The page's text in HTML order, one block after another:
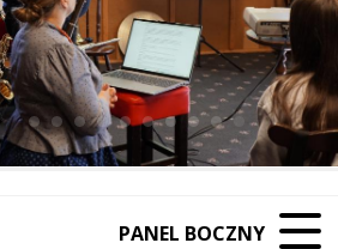
Element
PANEL BOCZNY